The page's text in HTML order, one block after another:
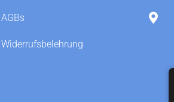
AGBs
Widerrufsbelehrung